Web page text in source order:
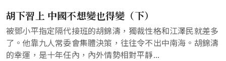
胡下習上 中國不想變也得變（下）
被鄧小平指定隔代接班的胡錦濤，獨裁性格和江澤民就差多
了。他靠九人常委會集體決策，往往令不出中南海。胡錦濤
的幸運，是十年任內，內外情勢相對平靜...